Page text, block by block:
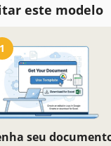
este modelo
1
seu